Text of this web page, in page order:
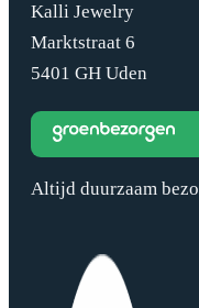
Kalli Jewelry
Marktstraat 6
5401 GH Uden
Altijd duurzaam